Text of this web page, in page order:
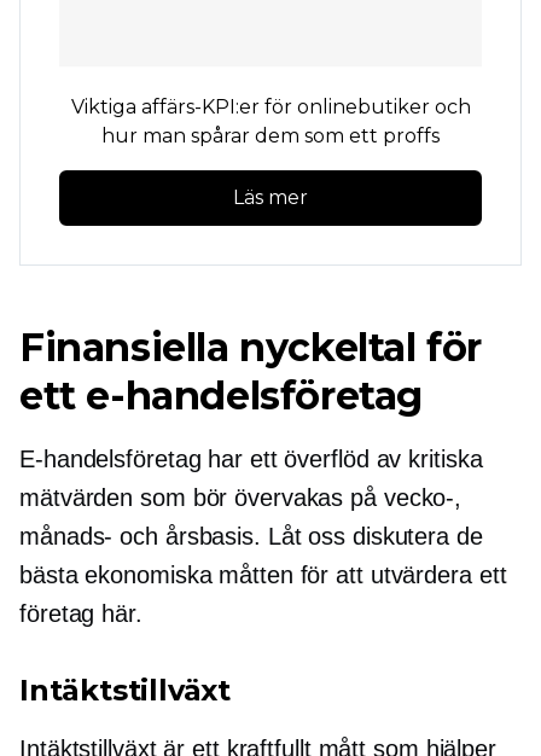
Viktiga affärs-KPI:er för onlinebutiker och
hur man spårar dem som ett proffs
Läs mer
Finansiella nyckeltal för
ett e-handelsföretag
E-handelsföretag har ett överflöd av kritiska
mätvärden som bör övervakas på vecko-,
månads- och årsbasis. Låt oss diskutera de
bästa ekonomiska måtten för att utvärdera ett
företag här.
Intäktstillväxt
Intäktstillväxt är ett kraftfullt mått som hjälper